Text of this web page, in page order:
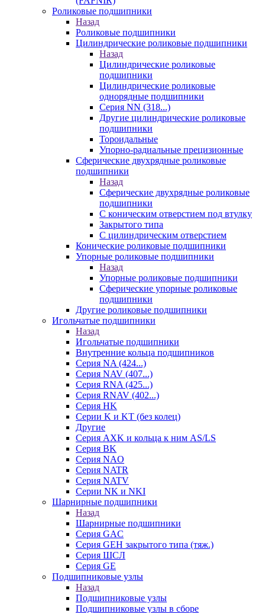
Роликовые подшипники
Назад
Роликовые подшипники
Цилиндрические роликовые подшипники
Назад
Цилиндрические роликовые
подшипники
Цилиндрические роликовые
однорядные подшипники
Серия NN (318...)
Другие цилиндрические роликовые
подшипники
Тороидальные
Упорно-радиальные прецизионные
Сферические двухрядные роликовые
подшипники
Назад
Сферические двухрядные роликовые
подшипники
С коническим отверстием под втулку
Закрытого типа
С цилиндрическим отверстием
Конические роликовые подшипники
Упорные роликовые подшипники
Назад
Упорные роликовые подшипники
Сферические упорные роликовые
подшипники
Другие роликовые подшипники
Игольчатые подшипники
Назад
Игольчатые подшипники
Внутренние кольца подшипников
Серия NA (424...)
Серия NAV (407...)
Серия RNA (425...)
Серия RNAV (402...)
Серия HK
Серии K и KT (без колец)
Другие
Серия AXK и кольца к ним AS/LS
Серия BK
Серия NAO
Серия NATR
Серия NATV
Серии NK и NKI
Шарнирные подшипники
Назад
Шарнирные подшипники
Серия GAC
Серия GEH закрытого типа (тяж.)
Серия ШСЛ
Серия GE
Подшипниковые узлы
Назад
Подшипниковые узлы
Подшипниковые узлы в сборе